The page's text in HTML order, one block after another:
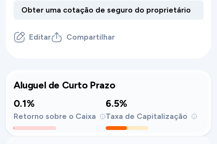
Editar Compartilhar
Aluguel de Curto Prazo
0.1%
Retorno sobre o Caixa
6.5%
Taxa de Capitalização